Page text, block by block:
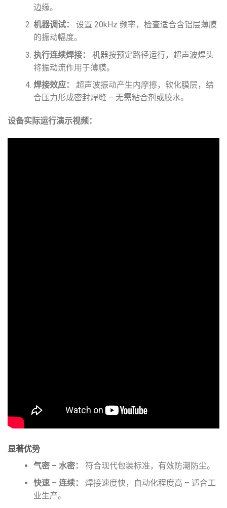
边缘。
机器调试：
设置 20kHz 频率，检查适合含铝层薄膜
的振动幅度。
执行连续焊接：
机器按预定路径运行，超声波焊头
将振动流作用于薄膜。
焊接效应：
超声波振动产生内摩擦，软化膜层，结
合压力形成密封焊缝 – 无需粘合剂或胶水。
设备实际运行演示视频：
显著优势
气密 – 水密：
符合现代包装标准，有效防潮防尘。
快速 – 连续：
焊接速度快，自动化程度高 – 适合工
业生产。